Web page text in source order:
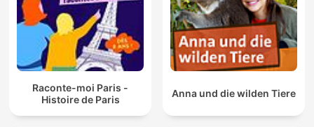
Raconte-moi Paris -
Histoire de Paris
Anna und die wilden Tiere